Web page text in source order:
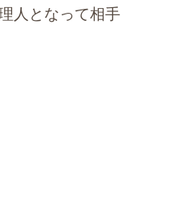
人となって相手